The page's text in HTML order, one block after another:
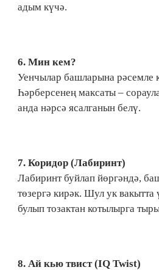
адым күчә.
6.​ Мин кем?
Уенчылар башларына рәсемле
Һәрберсенең максаты –
анда нәрсә ясалганын белү.
7. Коридор (Лабиринт)
Лабиринт буйлап йөргәндә,
төзергә кирәк. Шул ук вакытта
булып тозактан котылырга
8.​ Ай кью твист (IQ Twist)